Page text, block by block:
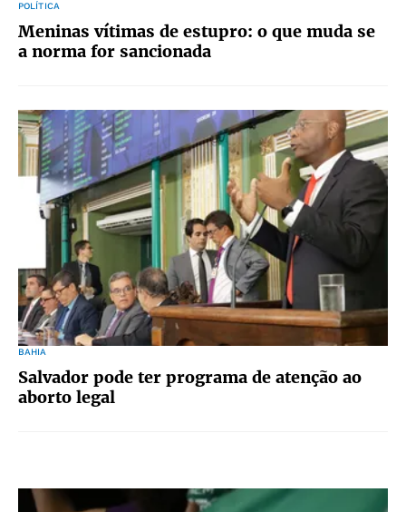
POLÍTICA
Meninas vítimas de estupro: o que muda se
a norma for sancionada
BAHIA
Salvador pode ter programa de atenção ao
aborto legal